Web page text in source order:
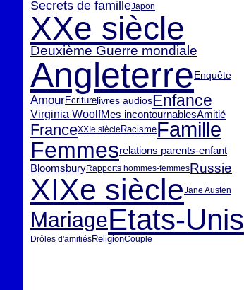
Secrets de familleJapon
XXe siècle
Deuxième Guerre mondiale
AngleterreEnquête
AmourEcriturelivres audiosEnfance
Virginia WoolfMes incontournablesAmitié
FranceXXIe siècle RacismeFamille
Femmesrelations parents-enfant
BloomsburyRapports hommes-femmesRussie
XIXe siècleJane Austen
MariageEtats-Unis
Drôles d'amitiésReligionCouple